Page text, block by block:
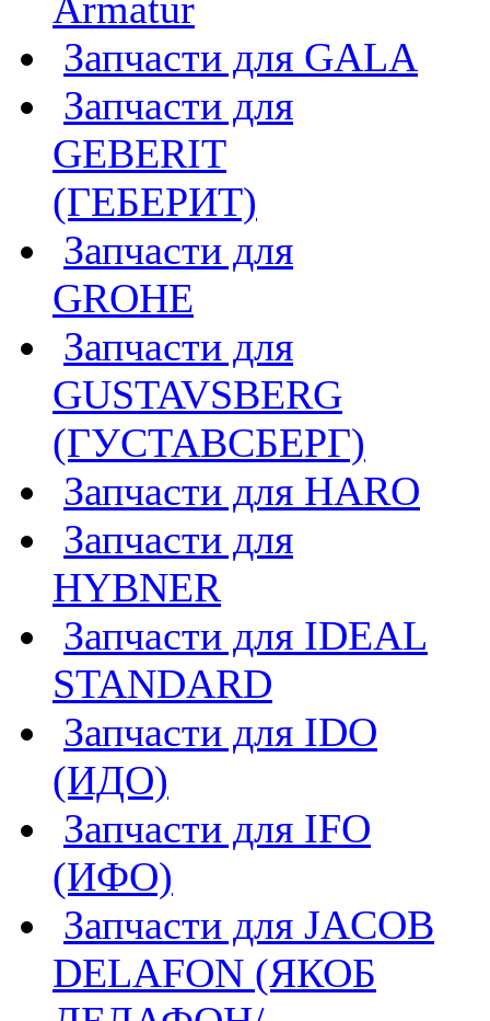
Запчасти для GALA
Запчасти для
GEBERIT
(ГЕБЕРИТ)
Запчасти для
GROHE
Запчасти для
GUSTAVSBERG
(ГУСТАВСБЕРГ)
Запчасти для HARO
Запчасти для
HYBNER
Запчасти для IDEAL
STANDARD
Запчасти для IDO
(ИДО)
Запчасти для IFO
(ИФО)
Запчасти для JACOB
DELAFON (ЯКОБ